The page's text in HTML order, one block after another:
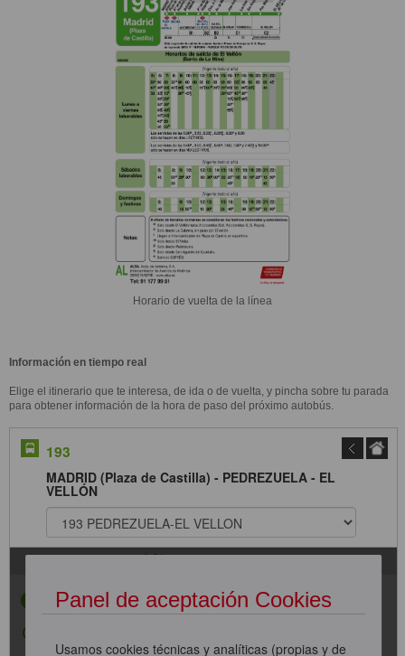
Horario de vuelta de la línea
Información en tiempo real
Elige el itinerario que te interesa, de ida o de vuelta, y pincha sobre tu parada
para obtener información de la hora de paso del próximo autobús.